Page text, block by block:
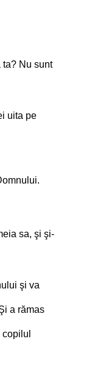
ta? Nu sunt
uita pe
sa, şi şi-
şi va
a rămas